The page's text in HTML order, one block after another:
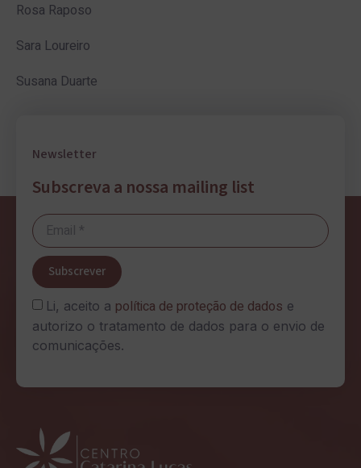
Rosa Raposo
Sara Loureiro
Susana Duarte
Newsletter
Subscreva a nossa mailing list
Li, aceito a política de proteção de dados e
autorizo o tratamento de dados para o envio de
comunicações.
Subscrever